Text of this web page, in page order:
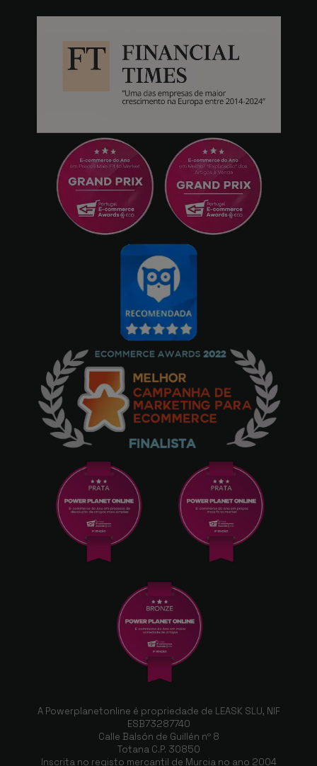
A Powerplanetonline é propriedade de LEASK SLU, NIF
ESB73287740
Calle Balsón de Guillén nº 8
Totana C.P. 30850
Inscrita no registo mercantil de Murcia no ano 2004